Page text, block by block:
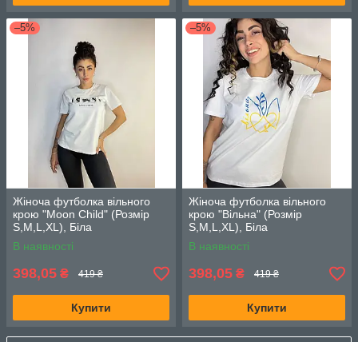
–5%
Жіноча футболка вільного
крою "Moon Child" (Розмір
S,M,L,XL), Біла
В наявності
398,05 ₴ 419 ₴
Купити
–5%
Жіноча футболка вільного
крою "Вільна" (Розмір
S,M,L,XL), Біла
В наявності
398,05 ₴ 419 ₴
Купити